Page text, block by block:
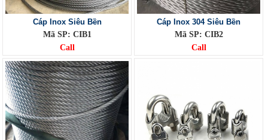
Cáp Inox Siêu Bền
Mã SP: CIB1
Call
Cáp Inox 304 Siêu Bền
Mã SP: CIB2
Call